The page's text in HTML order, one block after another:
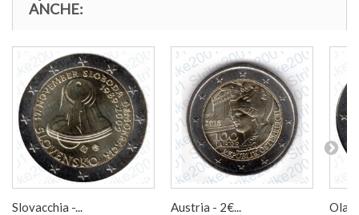
ANCHE:
Slovacchia -... Austria - 2€...